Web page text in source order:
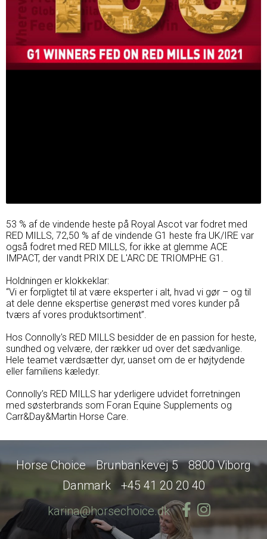
53 % af de vindende heste på Royal Ascot var fodret med
RED MILLS, 72,50 % af de vindende G1 heste fra UK/IRE var
også fodret med RED MILLS, for ikke at glemme ACE
IMPACT, der vandt PRIX DE L'ARC DE TRIOMPHE G1.
Holdningen er klokkeklar:
“Vi er forpligtet til at være eksperter i alt, hvad vi gør – og til
at dele denne ekspertise generøst med vores kunder på
tværs af vores produktsortiment”.
Hos Connolly's RED MILLS besidder de en passion for heste,
sundhed og velvære, der rækker ud over det sædvanlige.
Hele teamet værdsætter dyr, uanset om de er højtydende
eller familiens kæledyr.
Connolly’s RED MILLS har yderligere udvidet forretningen
med søsterbrands som Foran Equine Supplements og
Carr&Day&Martin Horse Care.
Horse Choice Brunbankevej 5
8800 Viborg
Danmark
+45 41 20 20 40
karina@horsechoice.dk